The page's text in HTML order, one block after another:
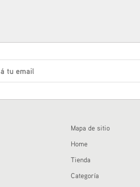
Mapa de sitio
Home
Tienda
Categoría